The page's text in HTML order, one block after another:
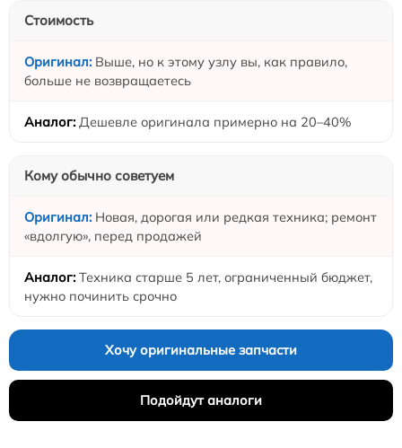
Стоимость
Выше, но к этому узлу вы, как правило,
больше не возвращаетесь
Дешевле оригинала примерно на 20–40%
Кому обычно советуем
Новая, дорогая или редкая техника; ремонт
«вдолгую», перед продажей
Техника старше 5 лет, ограниченный бюджет,
нужно починить срочно
Хочу оригинальные запчасти
Подойдут аналоги